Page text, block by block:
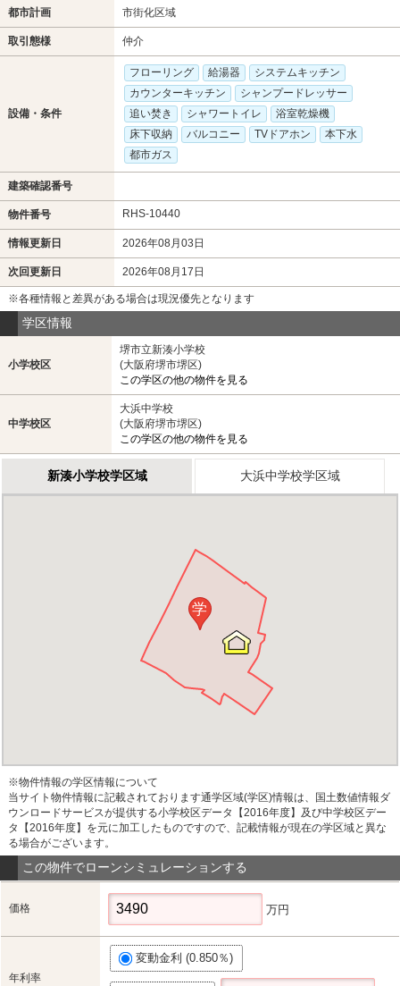
都市計画 市街化区域
取引態様 仲介
設備・条件
フローリング 給湯器
システムキッチン
カウンターキッチン
シャンプードレッサー
追い焚き
シャワートイレ
浴室乾燥機
床下収納
バルコニー TVドアホン
本下水
都市ガス
建築確認番号
物件番号 RHS-10440
情報更新日 2026年08月03日
次回更新日 2026年08月17日
※各種情報と差異がある場合は現況優先となります
学区情報
小学校区
堺市立新湊小学校
(大阪府堺市堺区)
この学区の他の物件を見る
中学校区
大浜中学校
(大阪府堺市堺区)
この学区の他の物件を見る
新湊小学校学区域 大浜中学校学区域
学
※物件情報の学区情報について
当サイト物件情報に記載されております通学区域(学区)情報は、国土数値情報ダ
ウンロードサービスが提供する小学校区データ【2016年度】及び中学校区デー
タ【2016年度】を元に加工したものですので、記載情報が現在の学区域と異な
る場合がございます。
この物件でローンシミュレーションする
価格 万円
年利率
変動金利 (0.850％)